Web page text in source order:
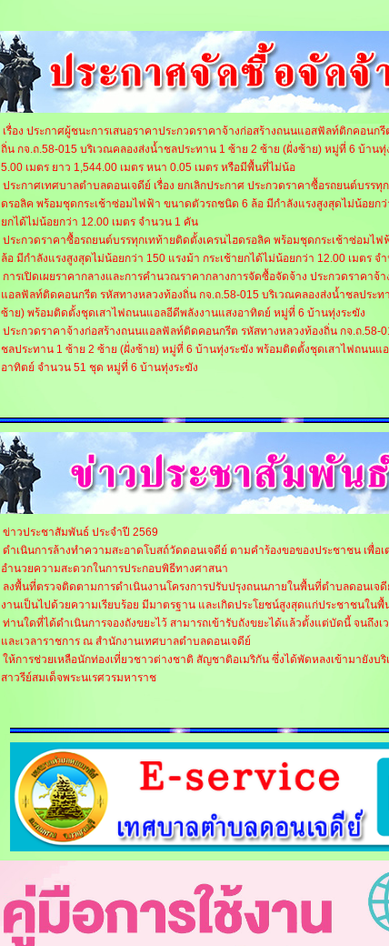
เรื่อง ประกาศผู้ชนะการเสนอราคาประกวดราคาจ้างก่อสร้างถนนแอสฟัลท์ติกคอนก
ถิ่น กจ.ถ.58-015 บริเวณคลองส่งน้ำชลประทาน 1 ซ้าย 2 ซ้าย (ฝั่งซ้าย) หมู่ที่ 6 บ้านทุ่
5.00 เมตร ยาว 1,544.00 เมตร หนา 0.05 เมตร หรือมีพื้นที่ไม่น้อ
ประกาศเทศบาลตำบลดอนเจดีย์ เรื่อง ยกเลิกประกาศ ประกวดราคาซื้อรถยนต์บรรทุ
ดรอลิค พร้อมชุดกระเช้าซ่อมไฟฟ้า ขนาดตัวรถชนิด 6 ล้อ มีกำลังแรงสูงสุดไม่น้อยกว่
ยกได้ไม่น้อยกว่า 12.00 เมตร จำนวน 1 คัน
ประกวดราคาซื้อรถยนต์บรรทุกเทท้ายติดตั้งเครนไฮดรอลิค พร้อมชุดกระเช้าซ่อมไ
ล้อ มีกำลังแรงสูงสุดไม่น้อยกว่า 150 แรงม้า กระเช้ายกได้ไม่น้อยกว่า 12.00 เมตร จ
การเปิดเผยราคากลางและการคำนวณราคากลางการจัดซื้อจัดจ้าง ประกวดราคาจ้
แอลฟัลท์ติดคอนกรีต รหัสทางหลวงท้องถิ่น กจ.ถ.58-015 บริเวณคลองส่งน้ำชลประท
ซ้าย) พร้อมติดตั้งชุดเสาไฟถนนแอลอีดีพลังงานแสงอาทิตย์ หมู่ที่ 6 บ้านทุ่งระฆัง
ประกวดราคาจ้างก่อสร้างถนนแอลฟัลท์ติดคอนกรีต รหัสทางหลวงท้องถิ่น กจ.ถ.58-
ชลประทาน 1 ซ้าย 2 ซ้าย (ฝั่งซ้าย) หมู่ที่ 6 บ้านทุ่งระฆัง พร้อมติดตั้งชุดเสาไฟถนนแ
อาทิตย์ จำนวน 51 ชุด หมู่ที่ 6 บ้านทุ่งระฆัง
ข่าวประชาสัมพันธ์ ประจำปี 2569
ดำเนินการล้างทำความสะอาดโบสถ์วัดดอนเจดีย์ ตามคำร้องขอของประชาชน เพื่อ
อำนวยความสะดวกในการประกอบพิธีทางศาสนา
ลงพื้นที่ตรวจติดตามการดำเนินงานโครงการปรับปรุงถนนภายในพื้นที่ตำบลดอนเจดี
งานเป็นไปด้วยความเรียบร้อย มีมาตรฐาน และเกิดประโยชน์สูงสุดแก่ประชาชนในพื้
ท่านใดที่ได้ดำเนินการจองถังขยะไว้ สามารถเข้ารับถังขยะได้แล้วตั้งแต่บัดนี้ จนถึงเ
และเวลาราชการ ณ สำนักงานเทศบาลตำบลดอนเจดีย์
ให้การช่วยเหลือนักท่องเที่ยวชาวต่างชาติ สัญชาติอเมริกัน ซึ่งได้พัดหลงเข้ามายังบ
สาวรีย์สมเด็จพระนเรศวรมหาราช